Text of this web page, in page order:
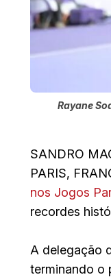
Rayane
SANDRO
PARIS,
nos Jogos
recordes
A delegação
terminando o